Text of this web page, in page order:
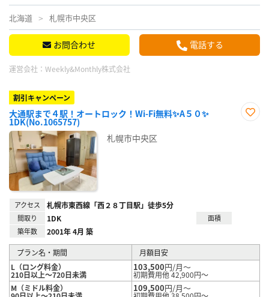
北海道 札幌市中央区
お問合わせ 電話する
運営会社： Weekly&Monthly株式会社
割引キャンペーン
大通駅まで４駅！オートロック！Wi-Fi無料✨A５０✨
1DK(No.1065757)
札幌市中央区
アクセス 札幌市東西線「西２８丁目駅」徒歩5分
間取り 1DK
面積
築年数
2001年 4月 築
プラン名・期間
月額目安
L（ロング料金）
210日以上～720日未満
103,500円/月～
初期費用他 42,900円～
M（ミドル料金）
109,500円/月～